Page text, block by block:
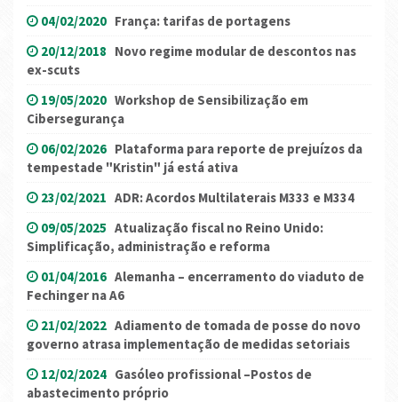
04/02/2020 França: tarifas de portagens
20/12/2018 Novo regime modular de descontos nas
ex-scuts
19/05/2020 Workshop de Sensibilização em
Cibersegurança
06/02/2026 Plataforma para reporte de prejuízos da
tempestade "Kristin" já está ativa
23/02/2021 ADR: Acordos Multilaterais M333 e M334
09/05/2025 Atualização fiscal no Reino Unido:
Simplificação, administração e reforma
01/04/2016 Alemanha – encerramento do viaduto de
Fechinger na A6
21/02/2022 Adiamento de tomada de posse do novo
governo atrasa implementação de medidas setoriais
12/02/2024 Gasóleo profissional –Postos de
abastecimento próprio